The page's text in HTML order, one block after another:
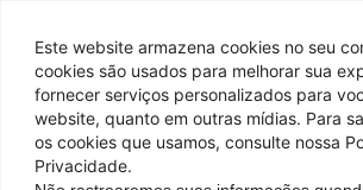
Este website armazena cookies no seu
cookies são usados ​​para melhorar sua
fornecer serviços personalizados para
website, quanto em outras mídias. Para
os cookies que usamos, consulte nossa
Privacidade.